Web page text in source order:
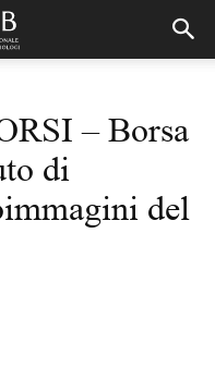
– Borsa
di
del